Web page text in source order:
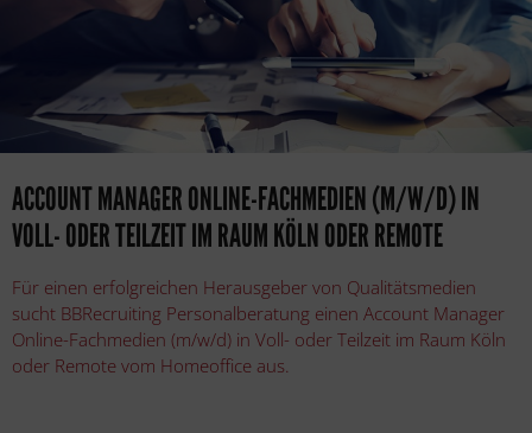
ACCOUNT MANAGER ONLINE-FACHMEDIEN (M/W/D) IN
VOLL- ODER TEILZEIT IM RAUM KÖLN ODER REMOTE
Für einen erfolgreichen Herausgeber von Qualitätsmedien
sucht BBRecruiting Personalberatung einen Account Manager
Online-Fachmedien (m/w/d) in Voll- oder Teilzeit im Raum Köln
oder Remote vom Homeoffice aus.